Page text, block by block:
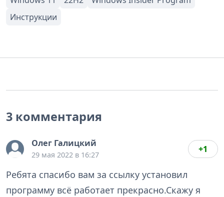
3 комментария
Олег Галицкий
29 мая 2022 в 16:27
+1
Ребята спасибо вам за ссылку установил
программу всё работает прекрасно.Скажу я